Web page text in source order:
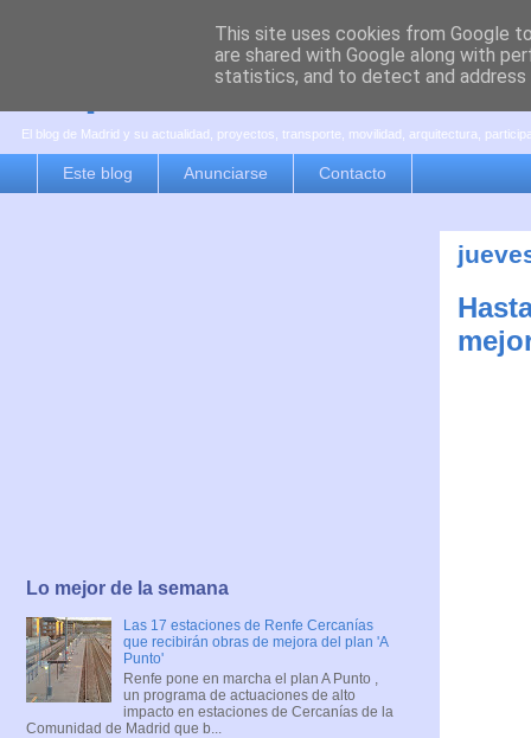
es por madrid
El blog de Madrid y su actualidad, proyectos, transporte, movilidad, arquitectura,
Este blog Anunciarse Contacto
Lo mejor de la semana
Las 17 estaciones de Renfe Cercanías
que recibirán obras de mejora del plan 'A
Punto'
Renfe pone en marcha el plan A Punto ,
un programa de actuaciones de alto
impacto en estaciones de Cercanías de la
Comunidad de Madrid que b...
This site uses cookies from Google
are shared with Google along with
statistics, and to detect and address